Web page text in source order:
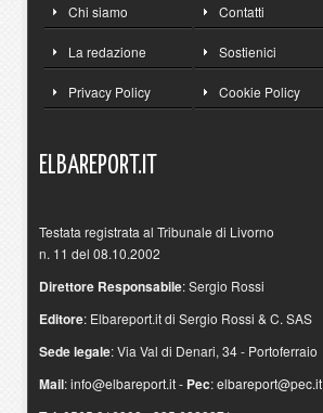
Chi siamo Contatti
La redazione Sostienici
Privacy Policy Cookie Policy
ELBAREPORT.IT
Testata registrata al Tribunale di Livorno
n. 11 del 08.10.2002
Direttore Responsabile: Sergio Rossi
Editore: Elbareport.it di Sergio Rossi & C. SAS
Sede legale: Via Val di Denari, 34 - Portoferraio
Mail:info@elbareport.it- Pec:elbareport@pec.it